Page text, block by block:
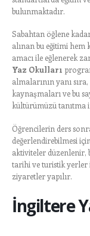
bulunmaktadır.
Sabahtan öğlene
alınan bu eğitimi hem
amacı ile eğlenerek
Yaz Okulları
almalarının yanı
kaynaşmaları ve bu
kültürümüzü tanıtma
Öğrencilerin ders
değerlendirebilmesi
aktiviteler düzenlenir,
tarihi ve turistik yerler
ziyaretler yapılır.
İngiltere